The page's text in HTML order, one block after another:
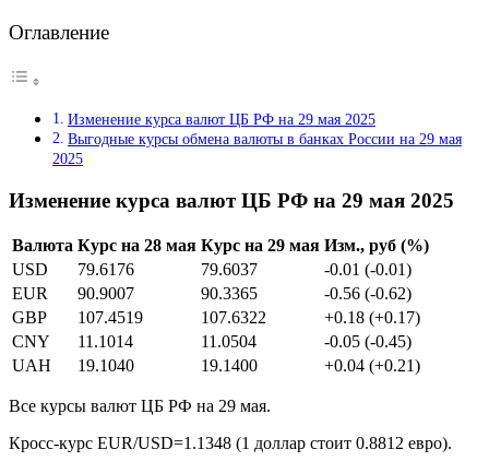
Оглавление
Изменение курса валют ЦБ РФ на 29 мая 2025
Выгодные курсы обмена валюты в банках России на 29 мая
2025
Изменение курса валют ЦБ РФ на 29 мая 2025
Валюта Курс на 28 мая Курс на 29 мая Изм., руб (%)
USD
79.6176 79.6037
-0.01 (-0.01)
EUR
90.9007 90.3365
-0.56 (-0.62)
GBP
107.4519 107.6322
+0.18 (+0.17)
CNY
11.1014 11.0504
-0.05 (-0.45)
UAH
19.1040 19.1400 +0.04 (+0.21)
Все курсы валют ЦБ РФ на 29 мая.
Кросс-курс EUR/USD=1.1348 (1 доллар стоит 0.8812 евро).